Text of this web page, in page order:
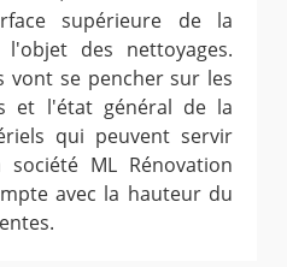
supérieure de la
des nettoyages.
vont se pencher sur les
et l'état général de la
qui peuvent servir
ML Rénovation
avec la hauteur du